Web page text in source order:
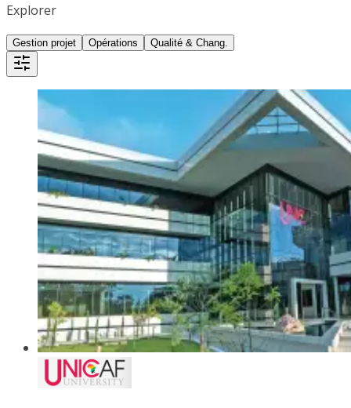
Explorer
Gestion projet Opérations Qualité & Chang.